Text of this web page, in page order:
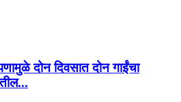
दोन दिवसात दोन गाईंचा